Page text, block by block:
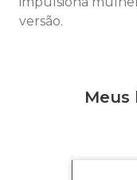
versão.
Meus